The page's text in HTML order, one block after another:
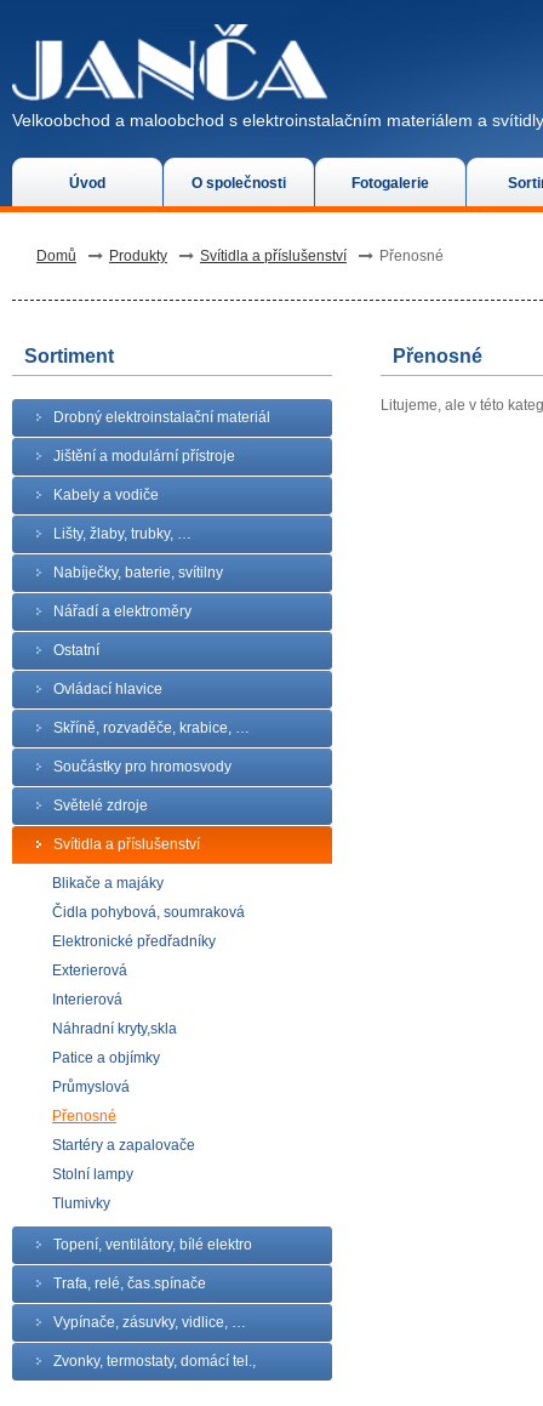
Úvod O společnosti Fotogalerie
Velkoobchod a maloobchod s elektroinstalačním materiálem a
Domů Produkty Svítidla a příslušenství Přenosné
Sortiment
Drobný elektroinstalační materiál
Jištění a modulární přístroje
Kabely a vodiče
Lišty, žlaby, trubky, …
Nabíječky, baterie, svítilny
Nářadí a elektroměry
Ostatní
Ovládací hlavice
Skříně, rozvaděče, krabice, …
Součástky pro hromosvody
Světelé zdroje
Svítidla a příslušenství
Blikače a majáky
Čidla pohybová, soumraková
Elektronické předřadníky
Exterierová
Interierová
Náhradní kryty,skla
Patice a objímky
Průmyslová
Přenosné
Startéry a zapalovače
Stolní lampy
Tlumivky
Topení, ventilátory, bílé elektro
Trafa, relé, čas.spínače
Vypínače, zásuvky, vidlice, …
Zvonky, termostaty, domácí tel.,
Přenosné
Litujeme, ale v této